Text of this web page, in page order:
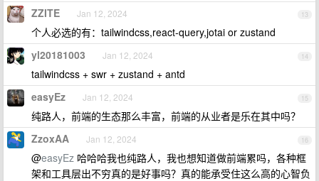
13
ZZITE Jan 12, 2024
个人必选的有：tailwindcss,react-query,jotai or zustand
14
yl20181003 Jan 12, 2024
tailwindcss + swr + zustand + antd
15
easyEz Jan 12, 2024
纯路人，前端的生态那么丰富，前端的从业者是乐在其中吗？
16
ZzoxAA Jan 12, 2024
@easyEz 哈哈哈我也纯路人，我也想知道做前端累吗，各种框
架和工具层出不穷真的是好事吗？真的能承受住这么高的心智负